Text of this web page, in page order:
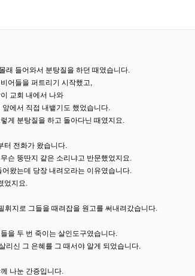
래 들어와서 분탕질을 하던 때였습니다.
어들을 퍼트리기 시작했고,
교회 내에서 나와
에서 직접 내뱉기도 했었습니다.
게 분탕질을 하고 돌아다닌 때였지요.
터 전화가 왔습니다.
슨 뚱딴지 같은 소리냐고 반문했었지요.
왔는데 당장 내려오라는 이유였습니다.
었지요.
휘지로 그들을 때려잡을 원고를 써내려갔습니다.
을 두 번 죽이는 살인도구였습니다.
리신 그 은혜를 그 때서야 알게 되었습니다.
나눈 간증입니다.